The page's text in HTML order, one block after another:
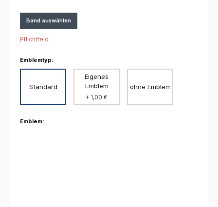
Band auswählen
Pflichtfeld
Emblemtyp:
Standard
Eigenes
Emblem
+ 1,00 €
ohne Emblem
Emblem: